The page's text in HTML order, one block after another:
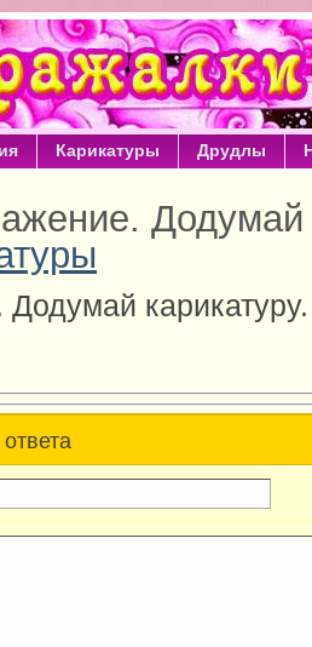
Карикатуры Друдлы
карикатуру.